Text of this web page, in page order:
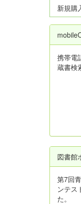
新規購
携帯電
蔵書検
図書館
第7回
ンテス
た。